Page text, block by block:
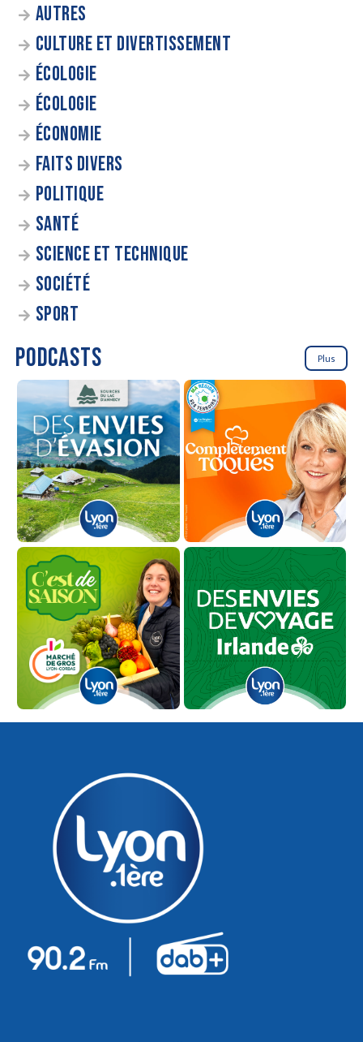
AUTRES
CULTURE ET DIVERTISSEMENT
ÉCOLOGIE
ÉCOLOGIE
ÉCONOMIE
FAITS DIVERS
POLITIQUE
SANTÉ
SCIENCE ET TECHNIQUE
SOCIÉTÉ
SPORT
PODCASTS Plus